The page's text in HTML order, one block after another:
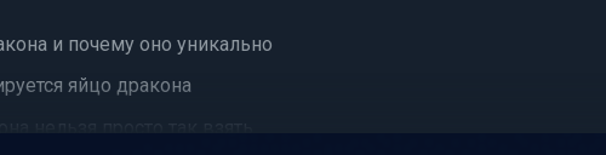
и почему оно уникально
яйцо дракона
нельзя просто так взять